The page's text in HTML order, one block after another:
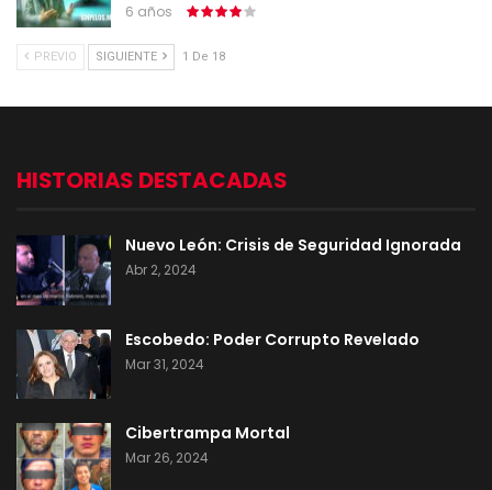
6 años
PREVIO SIGUIENTE 1 De 18
HISTORIAS DESTACADAS
Nuevo León: Crisis de Seguridad Ignorada
Abr 2, 2024
Escobedo: Poder Corrupto Revelado
Mar 31, 2024
Cibertrampa Mortal
Mar 26, 2024